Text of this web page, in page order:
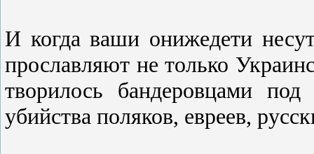
И когда ваши онижедети
прославляют не только
творилось бандеровцами
убийства поляков, евреев,